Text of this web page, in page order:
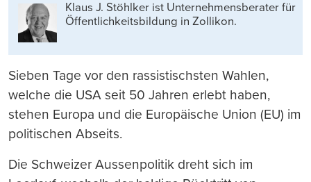
Klaus J. Stöhlker ist Unternehmens­berater für
Öffentlichkeits­bildung in Zollikon.
Sieben Tage vor den rassistischsten Wahlen,
welche die USA seit 50 Jahren erlebt haben,
stehen Europa und die Europäische Union (EU) im
politischen Abseits.
Die Schweizer Aussenpolitik dreht sich im